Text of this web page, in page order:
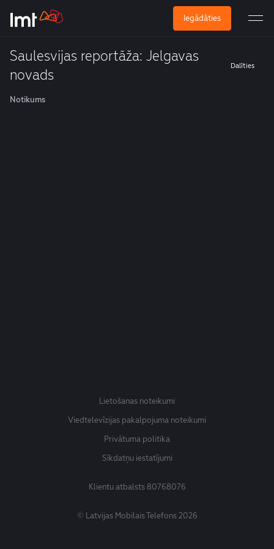
Iegādāties
Saulesvijas reportāža: Jelgavas
novads
Dalīties
Notikums
Lietošanas noteikumi
Viedtelevīzijas pakalpojuma noteikumi
Privātuma politika
Sīkdatņu iestatījumi
Klientu atbalsts80768076
© Latvijas Mobilais Telefons 2026